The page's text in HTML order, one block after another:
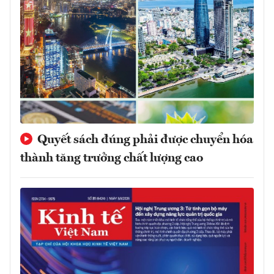
Quyết sách đúng phải được chuyển hóa
thành tăng trưởng chất lượng cao